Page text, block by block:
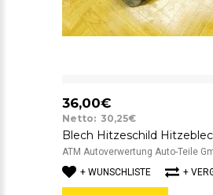
36,00€
Netto: 30,25€
ATM Autoverwertung Auto-Teile
+ WUNSCHLISTE
+